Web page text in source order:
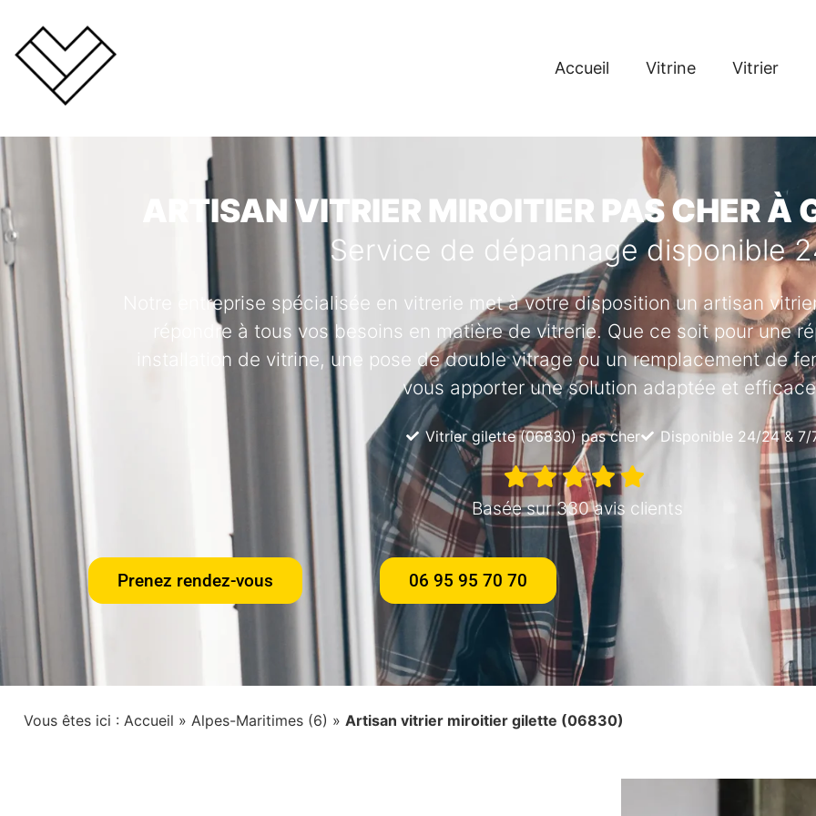
Accueil Vitrine Vitrier
ARTISAN VITRIER MIROITIER PAS CHER
Service de dépannage disponible
Notre entreprise spécialisée en vitrerie met à votre disposition un artisan
répondre à tous vos besoins en matière de vitrerie. Que ce soit pour une
installation de vitrine, une pose de double vitrage ou un remplacement de
vous apporter une solution adaptée et
Vitrier gilette (06830) pas cher Disponible 24/24 & 7/
Basée sur 330 avis clients
Prenez rendez-vous 06 95 95 70 70
Vous êtes ici : Accueil » Alpes-Maritimes (6) » Artisan vitrier miroitier gilette (06830)